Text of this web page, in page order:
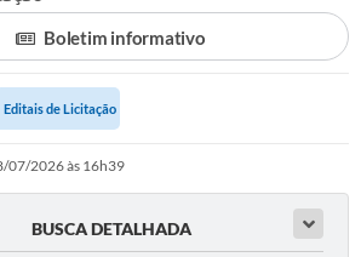
Boletim informativo
Editais de Licitação
07/2026 às 16h39
BUSCA DETALHADA